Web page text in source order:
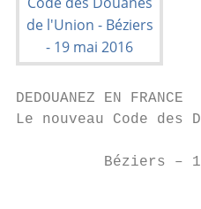
DEDOUANEZ EN FRANCE
Le nouveau Code des
Béziers –